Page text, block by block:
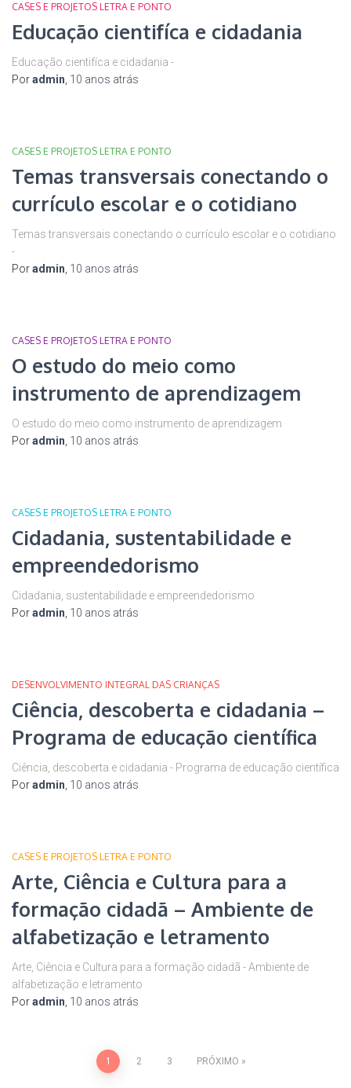
CASES E PROJETOS LETRA E PONTO
Educação cientifíca e cidadania
Educação cientifíca e cidadania -
Poradmin 10 anos atrás
CASES E PROJETOS LETRA E PONTO
Temas transversais conectando o
currículo escolar e o cotidiano
Temas transversais conectando o currículo escolar e o cotidiano
-
Poradmin 10 anos atrás
CASES E PROJETOS LETRA E PONTO
O estudo do meio como
instrumento de aprendizagem
O estudo do meio como instrumento de aprendizagem
Poradmin 10 anos atrás
CASES E PROJETOS LETRA E PONTO
Cidadania, sustentabilidade e
empreendedorismo
Cidadania, sustentabilidade e empreendedorismo
Poradmin 10 anos atrás
DESENVOLVIMENTO INTEGRAL DAS CRIANÇAS
Ciência, descoberta e cidadania –
Programa de educação científica
Ciência, descoberta e cidadania - Programa de educação científica
Poradmin 10 anos atrás
CASES E PROJETOS LETRA E PONTO
Arte, Ciência e Cultura para a
formação cidadã – Ambiente de
alfabetização e letramento
Arte, Ciência e Cultura para a formação cidadã - Ambiente de
alfabetização e letramento
Poradmin 10 anos atrás
Paginação
1 2 3 PRÓXIMO